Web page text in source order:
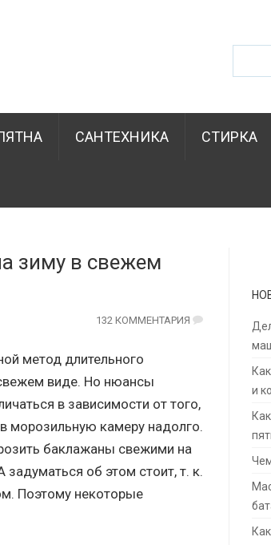
САНТЕХНИКА СТИРКА
зиму в свежем
132 КОММЕНТАРИЯ
метод длительного
виде. Но нюансы
в зависимости от того,
морозильную камеру надолго.
баклажаны свежими на
задуматься об этом стоит, т. к.
Поэтому некоторые
и